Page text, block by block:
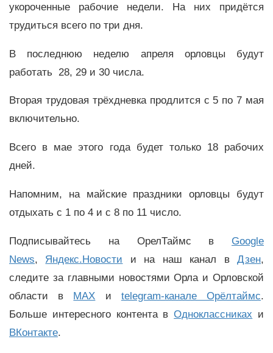
укороченные рабочие недели. На них придётся
трудиться всего по три дня.
В последнюю неделю апреля орловцы будут
работать 28, 29 и 30 числа.
Вторая трудовая трёхдневка продлится с 5 по 7 мая
включительно.
Всего в мае этого года будет только 18 рабочих
дней.
Напомним, на майские праздники орловцы будут
отдыхать с 1 по 4 и с 8 по 11 число.
Подписывайтесь на ОрелТаймс в Google
News, Яндекс.Новости и на наш канал вДзен,
следите за главными новостями Орла и Орловской
области в MAX и telegram-канале Орёлтаймс.
Больше интересного контента вОдноклассниках и
ВКонтакте.